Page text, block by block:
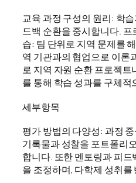
교육 과정 구성의 원리: 학
드백 순환을 중시합니다.
습: 팀 단위로 지역 문제를
역 기관과의 협업으로 이론
로 지역 자원 순환 프로젝트
를 통해 학습 성과를 구체적
세부항목
평가 방법의 다양성: 과정
기록물과 성찰을 포트폴리
합니다. 또한 멘토링과 피
을 조정하며, 다학제 성취를